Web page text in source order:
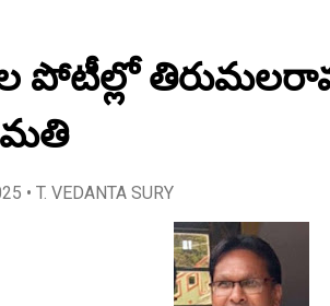
పోటీల్లో
• T. VEDANTA SURY